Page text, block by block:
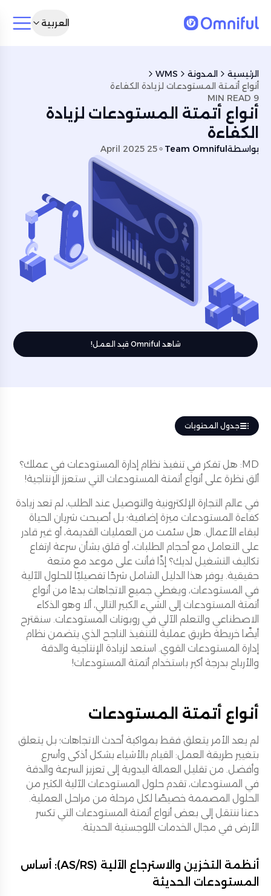
العربية
الرئيسية المدونة
WMS
أنواع أتمتة المستودعات لزيادة الكفاءة
9 MIN READ
أنواع أتمتة المستودعات لزيادة
الكفاءة
بواسطةTeam Omniful
25 April 2025
شاهد Omniful قيد العمل!
جدول المحتويات
MD: هل تفكر في تنفيذ نظام إدارة المستودعات في عملك؟
ألق نظرة على أنواع أتمتة المستودعات التي ستعزز الإنتاجية!
في عالم التجارة الإلكترونية والتوصيل عند الطلب، لم تعد زيادة
كفاءة المستودعات ميزة إضافية؛ بل أصبحت شريان الحياة
لبقاء الأعمال. هل سئمت من العمليات القديمة، أو غير قادر
على التعامل مع أحجام الطلبات، أو قلق بشأن سرعة ارتفاع
تكاليف التشغيل لديك؟ إذًا فأنت على موعد مع متعة
حقيقية. يوفر هذا الدليل الشامل شرحًا تفصيليًا للحلول الآلية
في المستودعات، ويغطي جميع الاتجاهات بدءًا من أنواع
أتمتة المستودعات إلى الشيء الكبير التالي، ألا وهو الذكاء
الاصطناعي والتعلم الآلي في روبوتات المستودعات. سنقترح
أيضًا خريطة طريق عملية للتنفيذ الناجح الذي يتضمن نظام
إدارة المستودعات القوي. استعد لزيادة الإنتاجية والدقة
والأرباح بدرجة أكبر باستخدام أتمتة المستودعات!
أنواع أتمتة المستودعات
لم يعد الأمر يتعلق فقط بمواكبة أحدث الاتجاهات؛ بل يتعلق
بتغيير طريقة العمل: القيام بالأشياء بشكل أذكى وأسرع
وأفضل. من تقليل العمالة اليدوية إلى تعزيز السرعة والدقة
في المستودعات، تقدم حلول المستودعات الآلية الكثير من
الحلول المصممة خصيصًا لكل مرحلة من مراحل العملية.
دعنا ننتقل إلى بعض أنواع أتمتة المستودعات التي تكسر
الأرض في مجال الخدمات اللوجستية الحديثة.
أنظمة التخزين والاسترجاع الآلية (AS/RS): أساس
المستودعات الحديثة